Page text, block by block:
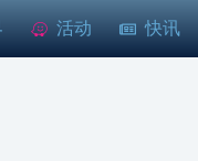
活动 快讯